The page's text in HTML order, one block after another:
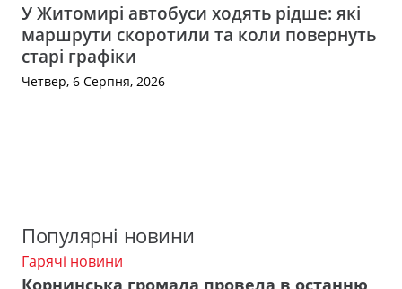
У Житомирі автобуси ходять рідше: які
маршрути скоротили та коли повернуть
старі графіки
Четвер, 6 Серпня, 2026
Популярні новини
Гарячі новини